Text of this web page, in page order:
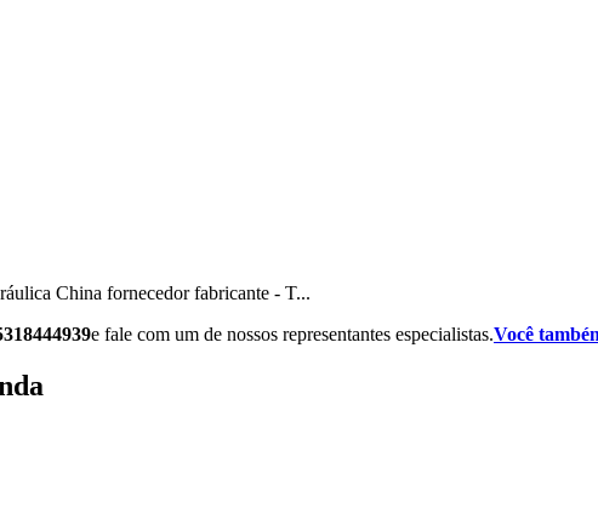
China fornecedor fabricante - T...
e fale com um de nossos representantes especialistas.Você